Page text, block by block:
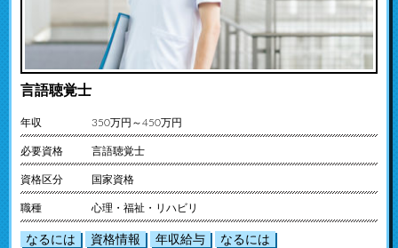
言語聴覚士
年収 350万円～450万円
必要資格 言語聴覚士
資格区分 国家資格
職種 心理・福祉・リハビリ
なるには 資格情報 年収給与 なるには